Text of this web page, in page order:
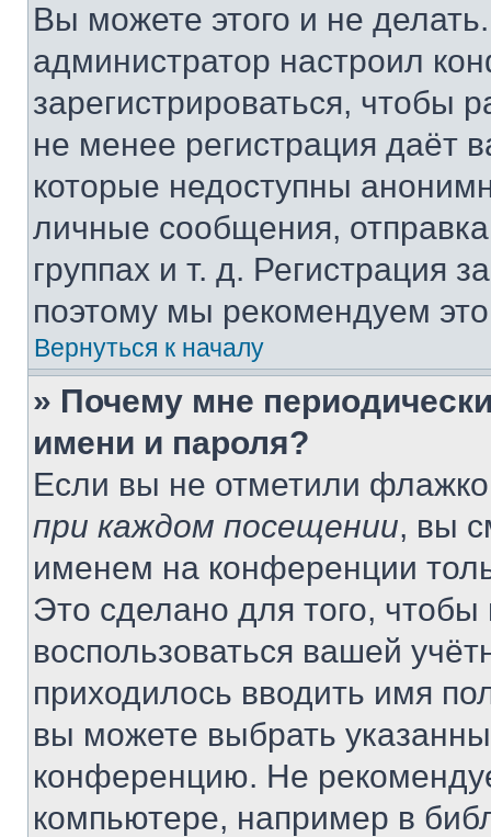
Вы можете этого и не
администратор настроил
зарегистрироваться, чтобы
не менее регистрация даёт
которые недоступны
личные сообщения,
группах и т. д. Регистрация
поэтому мы рекомендуем
Вернуться к началу
» Почему мне
имени и пароля?
Если вы не отметили
при каждом посещении, вы
именем на конференции
Это сделано для того, чтобы
воспользоваться вашей
приходилось вводить имя
вы можете выбрать
конференцию. Не
компьютере, например в